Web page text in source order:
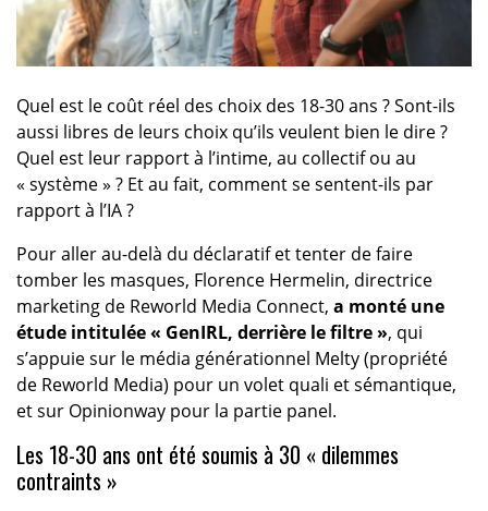
Quel est le coût réel des choix des 18-30 ans ? Sont-ils
aussi libres de leurs choix qu’ils veulent bien le dire ?
Quel est leur rapport à l’intime, au collectif ou au
« système » ? Et au fait, comment se sentent-ils par
rapport à l’IA ?
Pour aller au-delà du déclaratif et tenter de faire
tomber les masques, Florence Hermelin, directrice
marketing de Reworld Media Connect, a monté une
étude intitulée « GenIRL, derrière le filtre », qui
s’appuie sur le média générationnel Melty (propriété
de Reworld Media) pour un volet quali et sémantique,
et sur Opinionway pour la partie panel.
Les 18-30 ans ont été soumis à 30 « dilemmes
contraints »